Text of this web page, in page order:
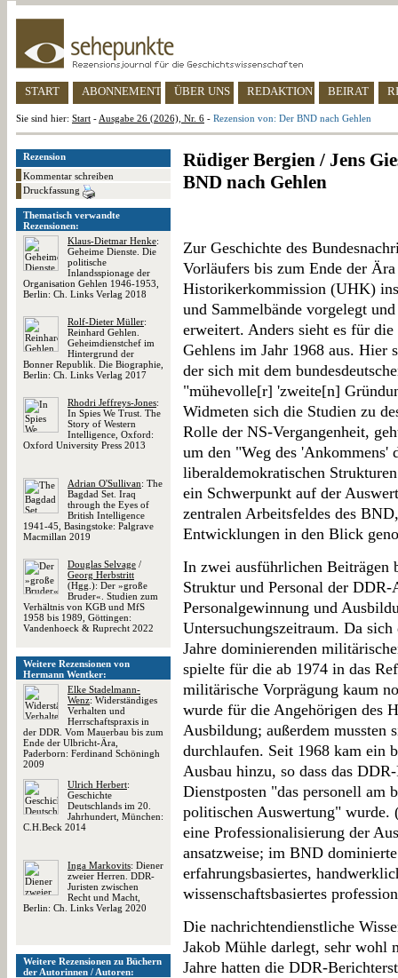
START ABONNEMENT ÜBER UNS REDAKTION BEIRAT
Sie sind hier: Start - Ausgabe 26 (2026), Nr. 6 - Rezension von: Der BND nach Gehlen
Rezension
Kommentar schreiben
Druckfassung
Thematisch verwandte
Rezensionen:
Klaus-Dietmar Henke:
Geheime Dienste. Die
politische
Inlandsspionage der
Organisation Gehlen 1946-1953,
Berlin: Ch. Links Verlag 2018
Rolf-Dieter Müller:
Reinhard Gehlen.
Geheimdienstchef im
Hintergrund der
Bonner Republik. Die Biographie,
Berlin: Ch. Links Verlag 2017
Rhodri Jeffreys-Jones:
In Spies We Trust. The
Story of Western
Intelligence, Oxford:
Oxford University Press 2013
Adrian O'Sullivan: The
Bagdad Set. Iraq
through the Eyes of
British Intelligence
1941-45, Basingstoke: Palgrave
Macmillan 2019
Douglas Selvage /
Georg Herbstritt
(Hgg.): Der »große
Bruder«. Studien zum
Verhältnis von KGB und MfS
1958 bis 1989, Göttingen:
Vandenhoeck & Ruprecht 2022
Weitere Rezensionen von
Hermann Wentker:
Elke Stadelmann-
Wenz: Widerständiges
Verhalten und
Herrschaftspraxis in
der DDR. Vom Mauerbau bis zum
Ende der Ulbricht-Ära,
Paderborn: Ferdinand Schöningh
2009
Ulrich Herbert:
Geschichte
Deutschlands im 20.
Jahrhundert, München:
C.H.Beck 2014
Inga Markovits: Diener
zweier Herren. DDR-
Juristen zwischen
Recht und Macht,
Berlin: Ch. Links Verlag 2020
Weitere Rezensionen zu Büchern
der Autorinnen / Autoren:
Rüdiger Bergien / Jens
BND nach Gehlen
Zur Geschichte des
Vorläufers bis zum Ende der
Historikerkommission (UHK)
und Sammelbände vorgelegt
erweitert. Anders sieht es für
Gehlens im Jahr 1968 aus. Hier
der sich mit dem
"mühevolle[r] 'zweite[n]
Widmeten sich die Studien zu
Rolle der NS-Vergangenheit,
um den "Weg des 'Ankommens'
liberaldemokratischen
ein Schwerpunkt auf der
zentralen Arbeitsfeldes des
Entwicklungen in den Blick
In zwei ausführlichen Beiträgen
Struktur und Personal der
Personalgewinnung und
Untersuchungszeitraum. Da
Jahre dominierenden
spielte für die ab 1974 in das
militärische Vorprägung kaum
wurde für die Angehörigen des
Ausbildung; außerdem mussten
durchlaufen. Seit 1968 kam ein
Ausbau hinzu, so dass das
Dienstposten "das personell am
politischen Auswertung" wurde.
eine Professionalisierung der
ansatzweise; im BND
erfahrungsbasiertes,
wissenschaftsbasiertes
Die nachrichtendienstliche
Jakob Mühle darlegt, sehr wohl
Jahre hatten die DDR-